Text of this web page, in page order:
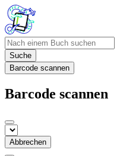
Suche
Barcode scannen
Barcode scannen
Abbrechen